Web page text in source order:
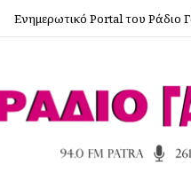
Ενημερωτικό Portal του Ράδιο